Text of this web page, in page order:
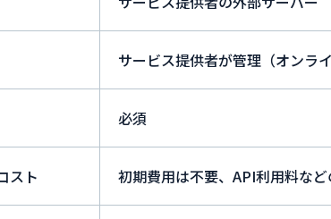
サービス提供者が管理（オンライ
必須
スト 初期費用は不要、API利用料な